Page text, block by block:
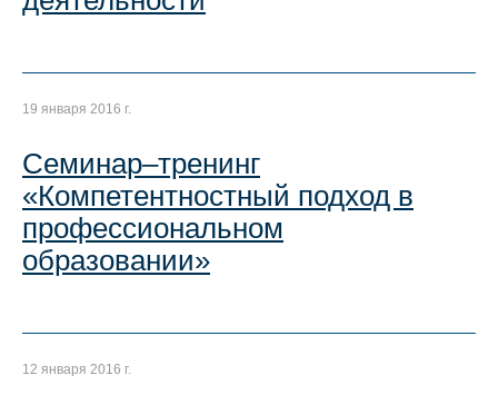
19 января 2016 г.
Семинар–тренинг
«Компетентностный подход в
профессиональном
образовании»
12 января 2016 г.